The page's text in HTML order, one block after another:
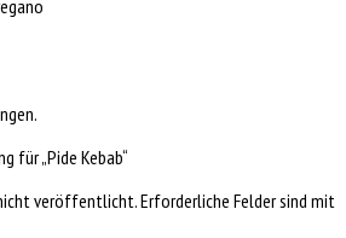
für „Pide Kebab“
veröffentlicht.Erforderliche Felder sind mit